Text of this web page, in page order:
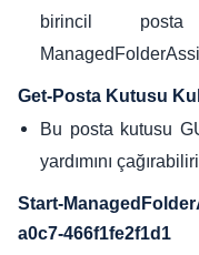
birincil
Get-Posta Kutusu
Bu posta kutusu
yardımını
Start-
a0c7-466f1fe2f1d1